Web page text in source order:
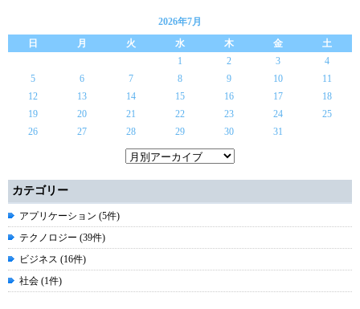
2026年7月
日
月 火 水 木 金
土
1
2 3
4
5
6 7 8 9 10
11
12
13 14 15 16 17
18
19
20 21 22 23 24
25
26
27 28 29 30 31
カテゴリー
アプリケーション (5件)
テクノロジー (39件)
ビジネス (16件)
社会 (1件)